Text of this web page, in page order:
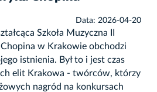
Data: 2026-04-20
Szkoła Muzyczna II
w Krakowie obchodzi
istnienia. Był to i jest czas
elit Krakowa - twórców, którzy
nagród na konkursach